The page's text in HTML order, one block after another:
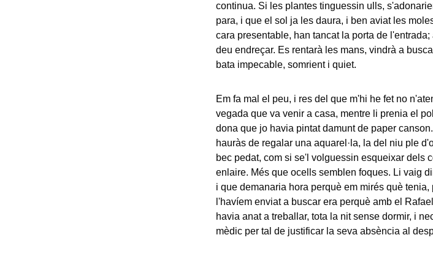
continua. Si les plantes tinguessin ulls,
para, i que el sol ja les daura, i ben aviat les
cara presentable, han tancat la porta de
deu endreçar. Es rentarà les mans, vindrà a
bata impecable, somrient i quiet.
Em fa mal el peu, i res del que m'hi he fet no
vegada que va venir a casa, mentre li prenia el
dona que jo havia pintat damunt de paper
hauràs de regalar una aquarel·la, la del niu ple
bec pedat, com si se'l volguessin esqueixar dels
enlaire. Més que ocells semblen foques. Li vaig
i que demanaria hora perquè em mirés què
l'havíem enviat a buscar era perquè amb el
havia anat a treballar, tota la nit sense dormir, i
mèdic per tal de justificar la seva absència al